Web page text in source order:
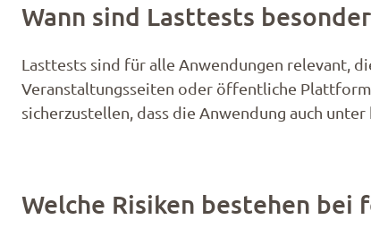
Wann sind Lasttests
Lasttests sind für alle Anwendungen relevant,
Veranstaltungsseiten oder öffentliche
sicherzustellen, dass die Anwendung auch
Welche Risiken bestehen bei